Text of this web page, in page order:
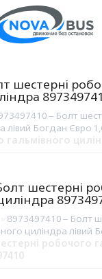
шестерні
– Болт
лівий Богдан Євро
шестерні
8973497410 – Болт
циліндра лівий